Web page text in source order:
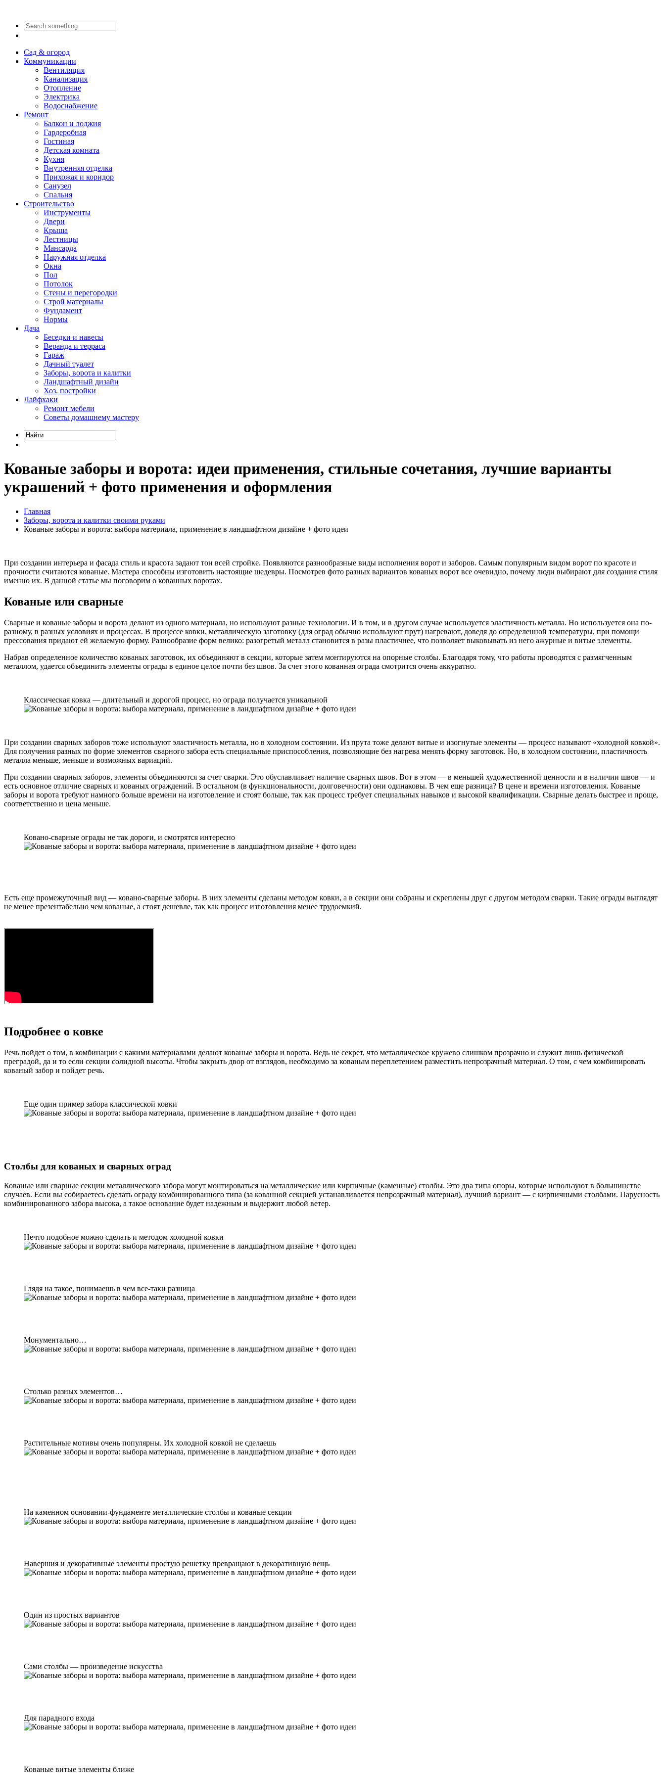
Сад & огород
Коммуникации
Вентиляция
Канализация
Отопление
Электрика
Водоснабжение
Ремонт
Балкон и лоджия
Гардеробная
Гостиная
Детская комната
Кухня
Внутренняя отделка
Прихожая и коридор
Санузел
Спальня
Строительство
Инструменты
Двери
Крыша
Лестницы
Мансарда
Наружная отделка
Окна
Пол
Потолок
Стены и перегородки
Строй материалы
Фундамент
Нормы
Дача
Беседки и навесы
Веранда и терраса
Гараж
Дачный туалет
Заборы, ворота и калитки
Ландшафтный дизайн
Хоз. постройки
Лайфхаки
Ремонт мебели
Советы домашнему мастеру
Кованые заборы и ворота: идеи применения, стильные сочетания, лучшие варианты
украшений + фото применения и оформления
Главная
Заборы, ворота и калитки своими руками
Кованые заборы и ворота: выбора материала, применение в ландшафтном дизайне + фото идеи
При создании интерьера и фасада стиль и красота задают тон всей стройке. Появляются разнообразные виды исполнения ворот и заборов. Самым популярным видом ворот по красоте и
прочности считаются кованые. Мастера способны изготовить настоящие шедевры. Посмотрев фото разных вариантов кованых ворот все очевидно, почему люди выбирают для создания стиля
именно их. В данной статье мы поговорим о кованных воротах.
Кованые или сварные
Сварные и кованые заборы и ворота делают из одного материала, но используют разные технологии. И в том, и в другом случае используется эластичность металла. Но используется она по-
разному, в разных условиях и процессах. В процессе ковки, металлическую заготовку (для оград обычно используют прут) нагревают, доведя до определенной температуры, при помощи
прессования придают ей желаемую форму. Разнообразие форм велико: разогретый металл становится в разы пластичнее, что позволяет выковывать из него ажурные и витые элементы.
Набрав определенное количество кованых заготовок, их объединяют в секции, которые затем монтируются на опорные столбы. Благодаря тому, что работы проводятся с размягченным
металлом, удается объединить элементы ограды в единое целое почти без швов. За счет этого кованная ограда смотрится очень аккуратно.
Классическая ковка — длительный и дорогой процесс, но ограда получается уникальной
При создании сварных заборов тоже используют эластичность металла, но в холодном состоянии. Из прута тоже делают витые и изогнутые элементы — процесс называют «холодной ковкой».
Для получения разных по форме элементов сварного забора есть специальные приспособления, позволяющие без нагрева менять форму заготовок. Но, в холодном состоянии, пластичность
металла меньше, меньше и возможных вариаций.
При создании сварных заборов, элементы объединяются за счет сварки. Это обуславливает наличие сварных швов. Вот в этом — в меньшей художественной ценности и в наличии швов — и
есть основное отличие сварных и кованых ограждений. В остальном (в функциональности, долговечности) они одинаковы. В чем еще разница? В цене и времени изготовления. Кованые
заборы и ворота требуют намного больше времени на изготовление и стоят больше, так как процесс требует специальных навыков и высокой квалификации. Сварные делать быстрее и проще,
соответственно и цена меньше.
Ковано-сварные ограды не так дороги, и смотрятся интересно
Есть еще промежуточный вид — ковано-сварные заборы. В них элементы сделаны методом ковки, а в секции они собраны и скреплены друг с другом методом сварки. Такие ограды выглядят
не менее презентабельно чем кованые, а стоят дешевле, так как процесс изготовления менее трудоемкий.
Подробнее о ковке
Речь пойдет о том, в комбинации с какими материалами делают кованые заборы и ворота. Ведь не секрет, что металлическое кружево слишком прозрачно и служит лишь физической
преградой, да и то если секции солидной высоты. Чтобы закрыть двор от взглядов, необходимо за кованым переплетением разместить непрозрачный материал. О том, с чем комбинировать
кованый забор и пойдет речь.
Еще один пример забора классической ковки
Столбы для кованых и сварных оград
Кованые или сварные секции металлического забора могут монтироваться на металлические или кирпичные (каменные) столбы. Это два типа опоры, которые используют в большинстве
случаев. Если вы собираетесь сделать ограду комбинированного типа (за кованной секцией устанавливается непрозрачный материал), лучший вариант — с кирпичными столбами. Парусность
комбинированного забора высока, а такое основание будет надежным и выдержит любой ветер.
Нечто подобное можно сделать и методом холодной ковки
Глядя на такое, понимаешь в чем все-таки разница
Монументально…
Столько разных элементов…
Растительные мотивы очень популярны. Их холодной ковкой не сделаешь
На каменном основании-фундаменте металлические столбы и кованые секции
Навершия и декоративные элементы простую решетку превращают в декоративную вещь
Один из простых вариантов
Сами столбы — произведение искусства
Для парадного входа
Кованые витые элементы ближе